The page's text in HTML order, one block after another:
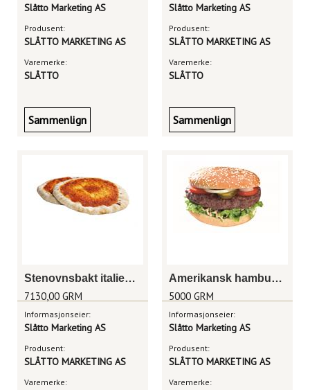
Slåtto Marketing AS
Produsent:
SLÅTTO MARKETING AS
Varemerke:
SLÅTTO
Sammenlign
Slåtto Marketing AS
Produsent:
SLÅTTO MARKETING AS
Varemerke:
SLÅTTO
Sammenlign
Stenovnsbakt italiensk pizzabunn m/saus 29cm
7130,00 GRM
Informasjonseier:
Slåtto Marketing AS
Produsent:
SLÅTTO MARKETING AS
Varemerke:
Amerikansk hamburger 250g
5000 GRM
Informasjonseier:
Slåtto Marketing AS
Produsent:
SLÅTTO MARKETING AS
Varemerke: